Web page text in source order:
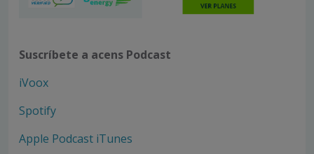
Suscríbete a acens Podcast
iVoox
Spotify
Apple Podcast iTunes